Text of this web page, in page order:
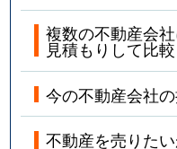
複数の不動産会
見積もりして比
今の不動産会社
不動産を売りた